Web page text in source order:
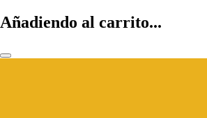
Añadiendo al carrito...